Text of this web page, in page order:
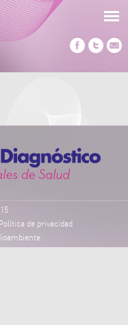
Política de privacidad